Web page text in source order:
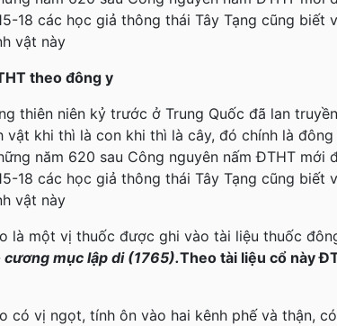
18 các học giả thông thái Tây Tạng cũng biết
vật này
theo đông y
thiên niên kỷ trước ở Trung Quốc đã lan
vật khi thì là con khi thì là cây, đó chính là
năm 620 sau Công nguyên nấm ĐTHT mới
18 các học giả thông thái Tây Tạng cũng biết
vật này
là một vị thuốc được ghi vào tài liệu thuốc
cương mục lập di (1765).Theo tài liệu cổ này
có vị ngọt, tính ôn vào hai kênh phế và thận,